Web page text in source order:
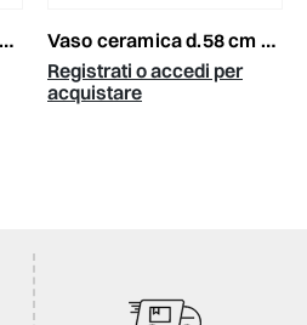
vaso ceramica d.58 cm h.51 cm -noble egg- verde
Registrati o accedi per
acquistare